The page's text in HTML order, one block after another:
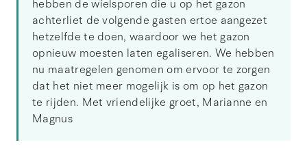
hebben de wielsporen die u op het gazon
achterliet de volgende gasten ertoe aangezet
hetzelfde te doen, waardoor we het gazon
opnieuw moesten laten egaliseren. We hebben
nu maatregelen genomen om ervoor te zorgen
dat het niet meer mogelijk is om op het gazon
te rijden. Met vriendelijke groet, Marianne en
Magnus